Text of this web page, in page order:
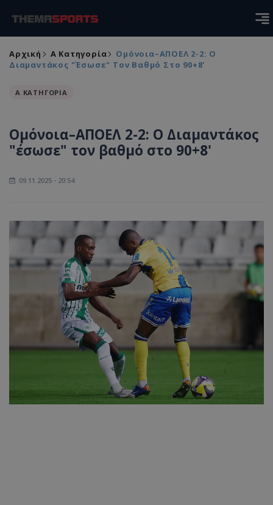
Αρχική Α Κατηγορία
Ομόνοια–ΑΠΟΕΛ 2-2: Ο
Διαμαντάκος "έσωσε" Τον Βαθμό Στο 90+8'
Α ΚΑΤΗΓΟΡΙΑ
Ομόνοια–ΑΠΟΕΛ 2-2: Ο Διαμαντάκος
"έσωσε" τον βαθμό στο 90+8'
09.11.2025 - 20:54